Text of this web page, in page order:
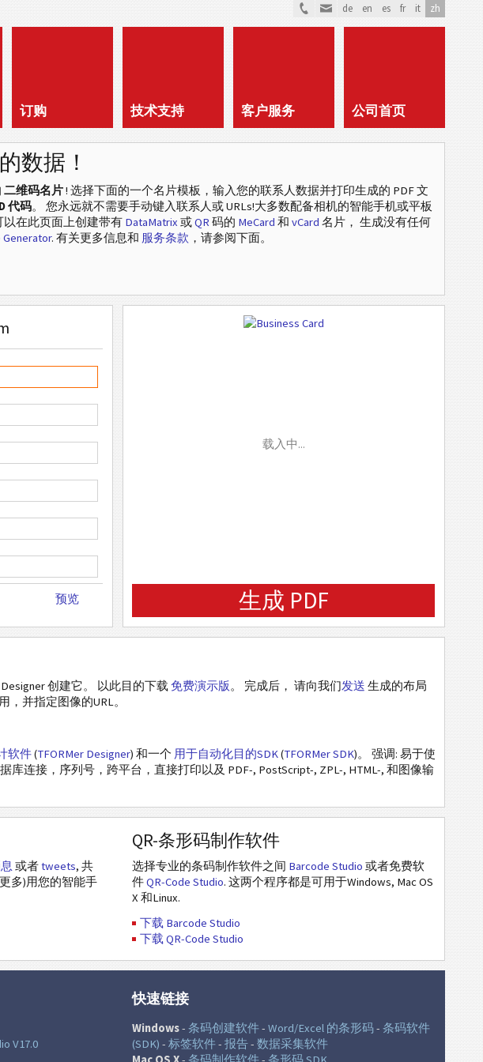
de en es fr it zh
订购 技术支持 客户服务 公司首页
数据！
二维码名片! 选择下面的一个名片模板，输入您的联系人数据并打印生成的 PDF 文
代码。 您永远就不需要手动键入联系人或 URLs!大多数配备相机的智能手机或平板
在此页面上创建带有 DataMatrix 或QR 码的 MeCard 和 vCard 名片， 生成没有任何
Generator. 有关更多信息和 服务条款 ，请参阅下面。
预览
载入中...
生成 PDF
Designer 创建它。 以此目的下载免费演示版。 完成后， 请向我们发送 生成的布局
并指定图像的URL。
软件(TFORMer Designer) 和一个 用于自动化目的SDK(TFORMer SDK)。 强调: 易于使
连接，序列号，跨平台，直接打印以及 PDF-, PostScript-, ZPL-, HTML-, 和图像输
或者tweets, 共
多)用您的智能手
QR-条形码制作软件
选择专业的条码制作软件之间 Barcode Studio 或者免费软
件QR-Code Studio. 这两个程序都是可用于Windows, Mac OS
X 和Linux.
下载 Barcode Studio
下载 QR-Code Studio
V17.0
快速链接
Windows- 条码创建软件- Word/Excel 的条形码- 条码软件
(SDK) - 标签软件- 报告- 数据采集软件